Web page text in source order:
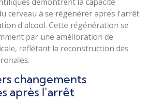
cerveau à se régénérer après l'arrêt
d'alcool. Cette régénération se
par une amélioration de
reflétant la reconstruction des
changements
après l'arrêt